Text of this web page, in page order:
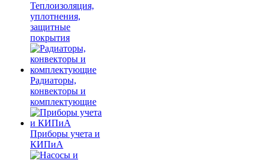
Теплоизоляция,
уплотнения,
защитные
покрытия
Радиаторы,
конвекторы и
комплектующие
Приборы учета и
КИПиА